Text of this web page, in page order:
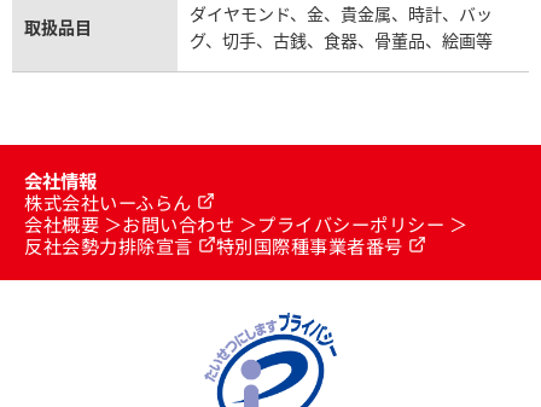
取扱品目
ダイヤモンド、金、貴金属、時計、バッ
グ、切手、古銭、食器、骨董品、絵画等
会社情報
株式会社いーふらん
会社概要
お問い合わせ
プライバシーポリシー
反社会勢力排除宣言
特別国際種事業者番号